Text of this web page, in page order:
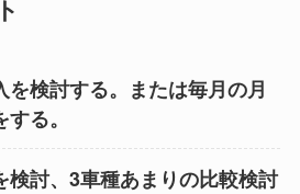
を検討する。または毎月の月
る。
検討、3車種あまりの比較検討